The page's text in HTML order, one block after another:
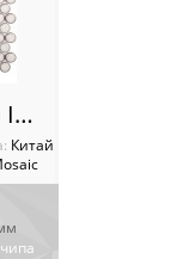
KO19-6R Мозаика Imagine
Китай